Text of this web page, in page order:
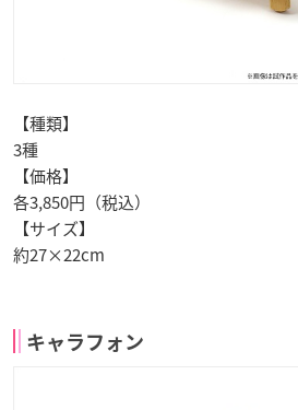
【種類】
3種
【価格】
各3,850円（税込）
【サイズ】
約27×22cm
キャラフォン